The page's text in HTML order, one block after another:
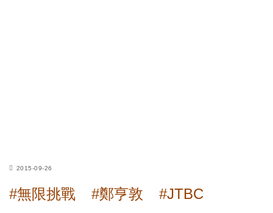
2015-09-26
#無限挑戰 #鄭亨敦 #JTBC